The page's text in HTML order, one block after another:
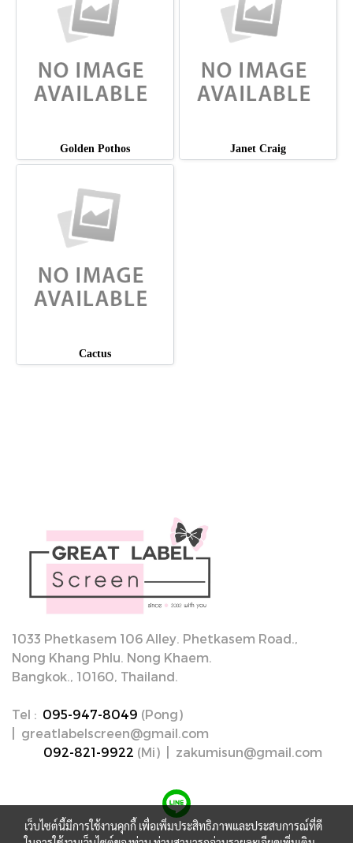
Golden Pothos Janet Craig
Cactus
1033 Phetkasem 106 Alley. Phetkasem Road.,
Nong Khang Phlu. Nong Khaem.
Bangkok., 10160, Thailand.
Tel : 095-947-8049 (Pong)
| greatlabelscreen@gmail.com
092-821-9922 (Mi) | zakumisun@gmail.com
เว็บไซต์นี้มีการใช้งานคุกกี้ เพื่อเพิ่มประสิทธิภาพและประสบการณ์ที่ดี